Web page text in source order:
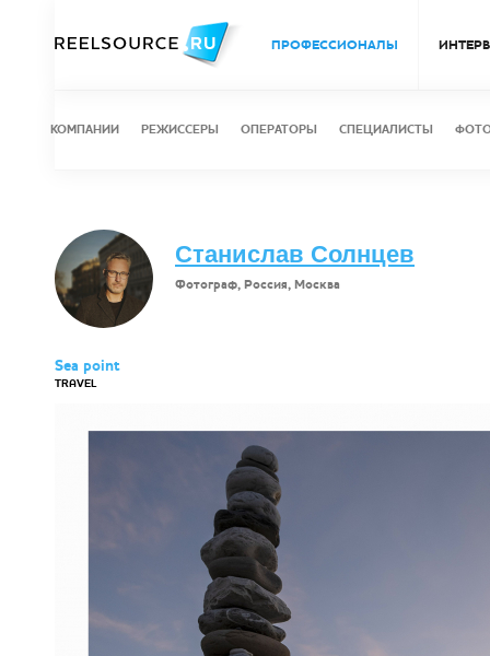
ПРОФЕССИОНАЛЫ
КОМПАНИИ РЕЖИССЕРЫ ОПЕРАТОРЫ СПЕЦИАЛИСТЫ
Станислав Солнцев
Фотограф, Россия, Москва
Sea point
TRAVEL